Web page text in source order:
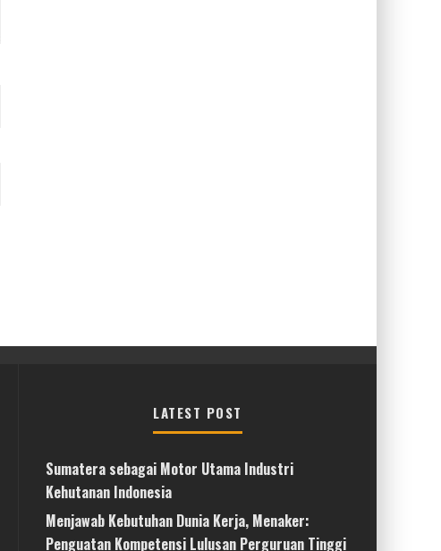
LATEST POST
Sumatera sebagai Motor Utama Industri
Kehutanan Indonesia
Menjawab Kebutuhan Dunia Kerja, Menaker:
Penguatan Kompetensi Lulusan Perguruan Tinggi